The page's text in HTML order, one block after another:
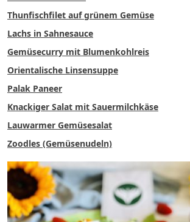
Thunfischfilet auf grünem Gemüse
Lachs in Sahnesauce
Gemüsecurry mit Blumenkohlreis
Orientalische Linsensuppe
Palak Paneer
Knackiger Salat mit Sauermilchkäse
Lauwarmer Gemüsesalat
Zoodles (Gemüsenudeln)